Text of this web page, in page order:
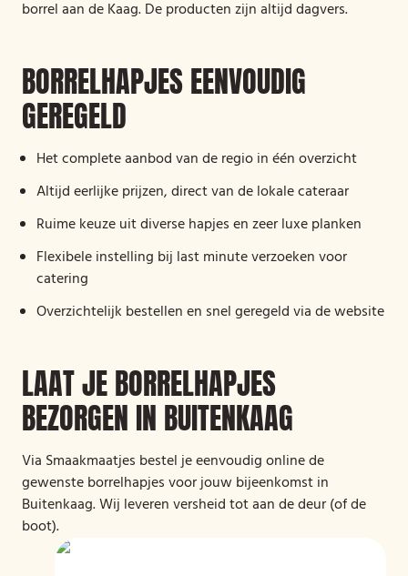
borrel aan de Kaag. De producten zijn altijd dagvers.
BORRELHAPJES EENVOUDIG
GEREGELD
Het complete aanbod van de regio in één overzicht
Altijd eerlijke prijzen, direct van de lokale cateraar
Ruime keuze uit diverse hapjes en zeer luxe planken
Flexibele instelling bij last minute verzoeken voor
catering
Overzichtelijk bestellen en snel geregeld via de website
LAAT JE BORRELHAPJES
BEZORGEN IN BUITENKAAG
Via Smaakmaatjes bestel je eenvoudig online de
gewenste borrelhapjes voor jouw bijeenkomst in
Buitenkaag. Wij leveren versheid tot aan de deur (of de
boot).